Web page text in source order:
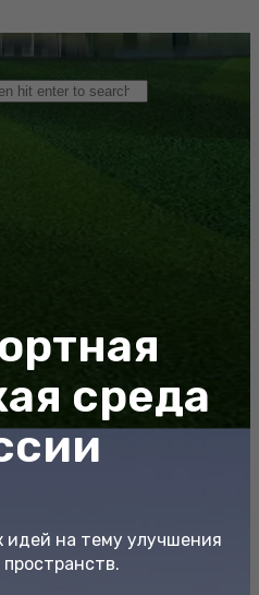
среда
идей на тему улучшения
пространств.